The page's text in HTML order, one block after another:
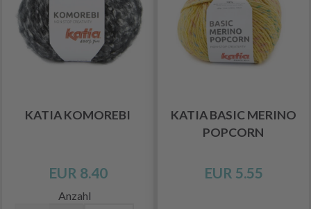
KATIA KOMOREBI
EUR 8.40
Anzahl
KATIA BASIC MERINO
POPCORN
EUR 5.55